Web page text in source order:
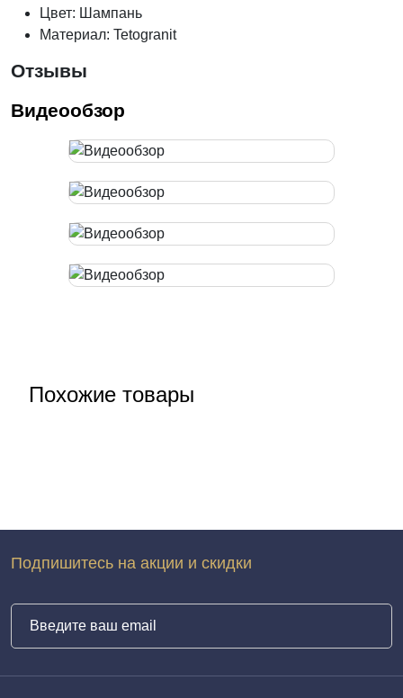
Цвет: Шампань
Материал: Tetogranit
Отзывы
Видеообзор
Похожие товары
Подпишитесь на акции и скидки